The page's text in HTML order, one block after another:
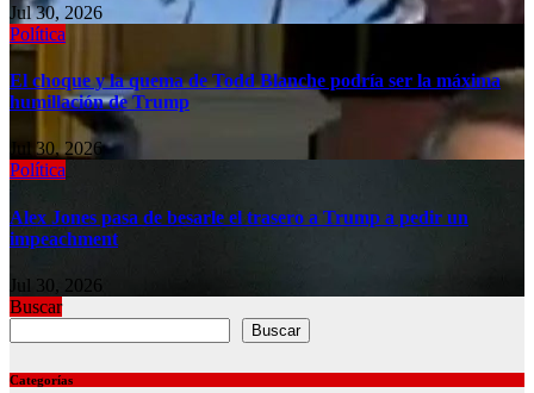
Jul 30, 2026
Política
El choque y la quema de Todd Blanche podría ser la máxima
humillación de Trump
Jul 30, 2026
Política
Alex Jones pasa de besarle el trasero a Trump a pedir un
impeachment
Jul 30, 2026
Buscar
Buscar
Categorías